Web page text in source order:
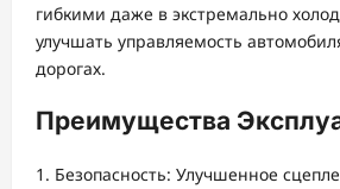
гибкими даже в экстремально
улучшать управляемость
дорогах.
Преимущества
1. Безопасность: Улучшенное